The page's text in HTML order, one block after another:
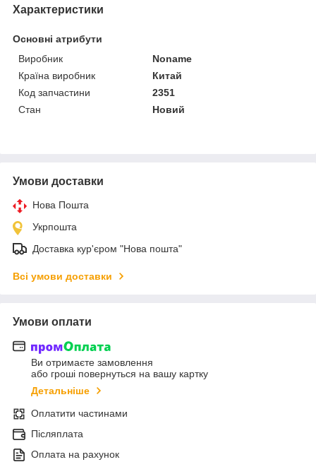
Характеристики
Основні атрибути
Виробник
Noname
Країна виробник
Китай
Код запчастини
2351
Стан
Новий
Умови доставки
Нова Пошта
Укрпошта
Доставка кур'єром "Нова пошта"
Всі умови доставки
Умови оплати
Ви отримаєте замовлення
або гроші повернуться на вашу картку
Детальніше
Оплатити частинами
Післяплата
Оплата на рахунок